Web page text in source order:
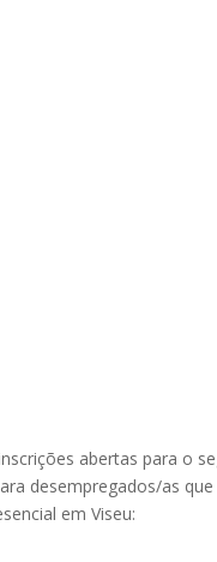
abertas para o
desempregados/as
em Viseu: